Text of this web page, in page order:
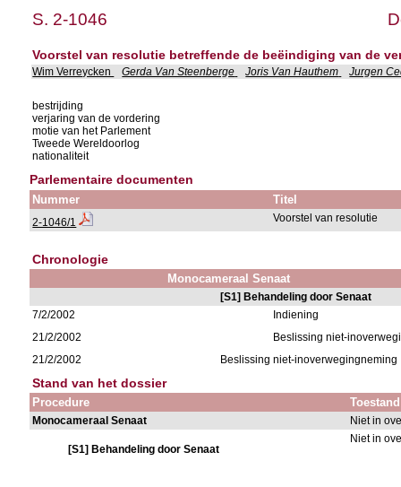
S. 2-1046
Voorstel van resolutie betreffende de beëindiging van de
Wim Verreycken Gerda Van Steenberge Joris Van Hauthem Jurgen
bestrijding
verjaring van de vordering
motie van het Parlement
Tweede Wereldoorlog
nationaliteit
Parlementaire documenten
Nummer Titel
2-1046/1 Voorstel van resolutie
Chronologie
Monocameraal Senaat
[S1] Behandeling door Senaat
7/2/2002
Indiening
21/2/2002
Beslissing niet-
21/2/2002
Beslissing niet-inoverwegingneming
Stand van het dossier
Procedure Toestand
Monocameraal Senaat Niet in
[S1] Behandeling door Senaat
Niet in